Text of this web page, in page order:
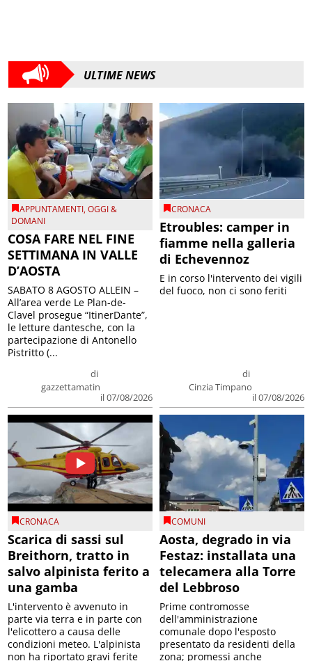
ULTIME NEWS
APPUNTAMENTI,OGGI &
DOMANI
COSA FARE NEL FINE
SETTIMANA IN VALLE
D’AOSTA
di
gazzettamatin
il 07/08/2026
SABATO 8 AGOSTO ALLEIN –
All’area verde Le Plan-de-
Clavel prosegue “ItinerDante”,
le letture dantesche, con la
partecipazione di Antonello
Pistritto (...
CRONACA
Etroubles: camper in
fiamme nella galleria
di Echevennoz
di
Cinzia Timpano
il 07/08/2026
E in corso l'intervento dei vigili
del fuoco, non ci sono feriti
CRONACA
Scarica di sassi sul
Breithorn, tratto in
salvo alpinista ferito a
una gamba
L'intervento è avvenuto in
parte via terra e in parte con
l'elicottero a causa delle
condizioni meteo. L'alpinista
non ha riportato gravi ferite
COMUNI
Aosta, degrado in via
Festaz: installata una
telecamera alla Torre
del Lebbroso
Prime contromosse
dell'amministrazione
comunale dopo l'esposto
presentato da residenti della
zona; promessi anche